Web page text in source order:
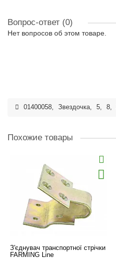
Вопрос-ответ (0)
Нет вопросов об этом товаре.
01400058, Звездочка, 5, 8,
Похожие товары
З'єднувач транспортної стрічки
FARMING Line